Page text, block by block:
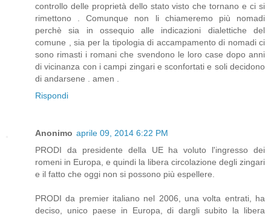
controllo delle proprietà dello stato visto che tornano e ci si
rimettono . Comunque non li chiameremo più nomadi
perchè sia in ossequio alle indicazioni dialettiche del
comune , sia per la tipologia di accampamento di nomadi ci
sono rimasti i romani che svendono le loro case dopo anni
di vicinanza con i campi zingari e sconfortati e soli decidono
di andarsene . amen .
Rispondi
Anonimo aprile 09, 2014 6:22 PM
PRODI da presidente della UE ha voluto l'ingresso dei
romeni in Europa, e quindi la libera circolazione degli zingari
e il fatto che oggi non si possono più espellere.
PRODI da premier italiano nel 2006, una volta entrati, ha
deciso, unico paese in Europa, di dargli subito la libera